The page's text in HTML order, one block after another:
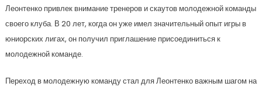
Леонтенко привлек внимание тренеров и скаутов молодежной команды
своего клуба. В 20 лет, когда он уже имел значительный опыт игры в
юниорских лигах, он получил приглашение присоединиться к
молодежной команде.
Переход в молодежную команду стал для Леонтенко важным шагом на